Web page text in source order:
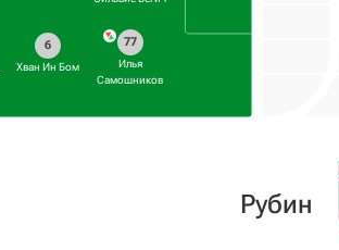
77
Илья
Самошников
6
Хван Ин Бом
Рубин